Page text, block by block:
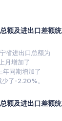
额及进出口差额统
省进出口总额为
月增加了
同期增加了
了-2.20%。
额及进出口差额统